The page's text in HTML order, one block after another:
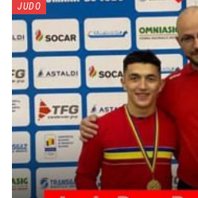
JUDO